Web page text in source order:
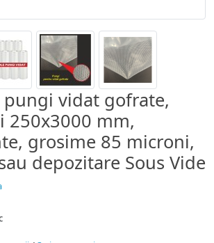
pungi vidat gofrate,
250x3000 mm,
grosime 85 microni,
depozitare Sous Vide